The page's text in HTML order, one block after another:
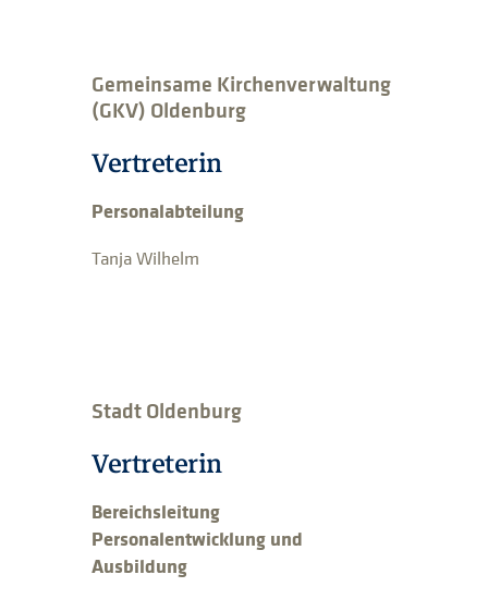
Gemeinsame Kirchenverwaltung
(GKV) Oldenburg
Vertreterin
Personalabteilung
Tanja Wilhelm
Stadt Oldenburg
Vertreterin
Bereichsleitung
Personalentwicklung und
Ausbildung